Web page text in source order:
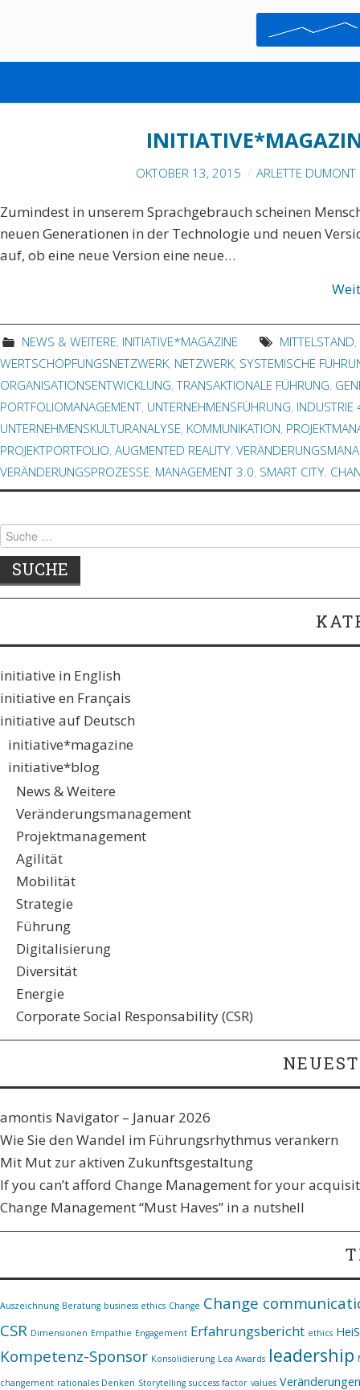
OKTOBER 13, 2015 ARLETTE
Zumindest in unserem Sprachgebrauch scheinen
neuen Generationen in der Technologie und neuen
auf, ob eine neue Version eine neue…
NEWS & WEITERE, INITIATIVE*MAGAZINE MITTELSTAND,
WERTSCHÖPFUNGSNETZWERK, NETZWERK, SYSTEMISCHE
ORGANISATIONSENTWICKLUNG,TRANSAKTIONALE FÜHRUNG,
PORTFOLIOMANAGEMENT, UNTERNEHMENSFÜHRUNG, INDUSTRIE
UNTERNEHMENSKULTURANALYSE, KOMMUNIKATION,
PROJEKTPORTFOLIO, AUGMENTED REALITY,
VERÄNDERUNGSPROZESSE, MANAGEMENT 3.0, SMART CITY,
Suche
nach:
initiative in English
initiative en Français
initiative auf Deutsch
initiative*magazine
initiative*blog
News & Weitere
Veränderungsmanagement
Projektmanagement
Agilität
Mobilität
Strategie
Führung
Digitalisierung
Diversität
Energie
Corporate Social Responsability (CSR)
amontis Navigator – Januar 2026
Wie Sie den Wandel im Führungsrhythmus verankern​
Mit Mut zur aktiven Zukunftsgestaltung
If you can’t afford Change Management for your
Change Management “Must Haves” in a nutshell
Auszeichnung Beratung business ethics Change Change
CSR Dimensionen Empathie Engagement Erfahrungsbericht ethics
Kompetenz-Sponsor Konsolidierung Lea Awards leadership
changement rationales Denken Storytelling success factor values Veränderungen